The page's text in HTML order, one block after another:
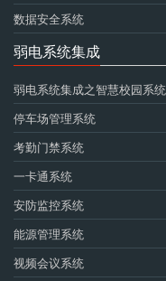
数据安全系统
弱电系统集成
弱电系统集成之智慧校园系统
停车场管理系统
考勤门禁系统
一卡通系统
安防监控系统
能源管理系统
视频会议系统